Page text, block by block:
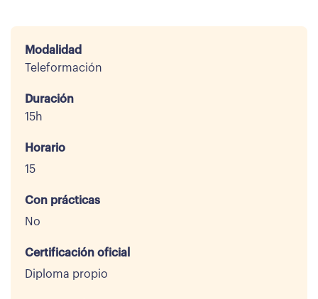
Modalidad
Teleformación
Duración
15h
Horario
15
Con prácticas
No
Certificación oficial
Diploma propio